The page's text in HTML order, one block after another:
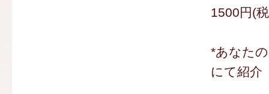
1500円(
*あなた
にて紹介